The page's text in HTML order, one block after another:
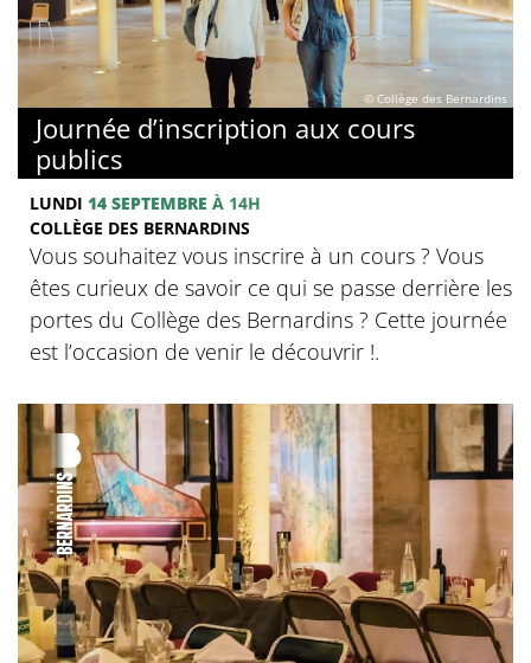
© Collège des Bernardins
Journée d’inscription aux cours
publics
LUNDI 14 SEPTEMBRE À 14H
COLLÈGE DES BERNARDINS
Vous souhaitez vous inscrire à un cours ? Vous
êtes curieux de savoir ce qui se passe derrière les
portes du Collège des Bernardins ? Cette journée
est l’occasion de venir le découvrir !.